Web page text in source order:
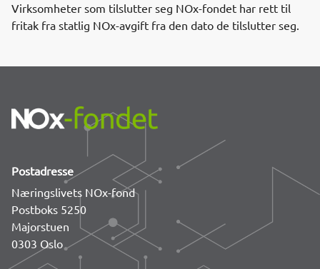
Virksomheter som tilslutter seg NOx-fondet har rett til
fritak fra statlig NOx-avgift fra den dato de tilslutter seg.
Postadresse
Næringslivets NOx-fond
Postboks 5250
Majorstuen
0303 Oslo